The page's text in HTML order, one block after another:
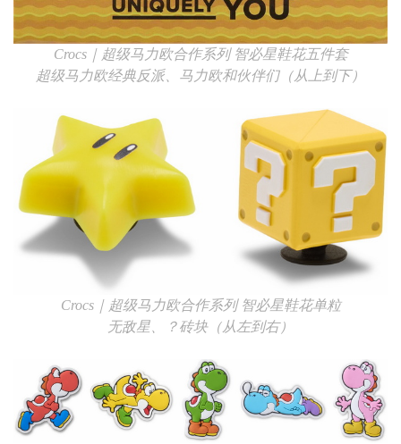
Crocs｜超级马力欧合作系列 智必星鞋花五件套
超级马力欧经典反派、马力欧和伙伴们（从上到下）
Crocs｜超级马力欧合作系列 智必星鞋花单粒
无敌星、？砖块（从左到右）